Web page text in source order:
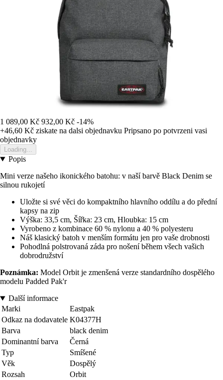
1 089,00 Kč 932,00 Kč -14%
+46,60 Kč ziskate na dalsi objednavku Pripsano po potvrzeni vasi
objednavky
Loading...
Popis
Mini verze našeho ikonického batohu: v naší barvě Black Denim se
silnou rukojetí
Uložte si své věci do kompaktního hlavního oddílu a do přední
kapsy na zip
Výška: 33,5 cm, Šířka: 23 cm, Hloubka: 15 cm
Vyrobeno z kombinace 60 % nylonu a 40 % polyesteru
Náš klasický batoh v menším formátu jen pro vaše drobnosti
Pohodlná polstrovaná záda pro nošení během všech vašich
dobrodružství
Poznámka: Model Orbit je zmenšená verze standardního dospělého
modelu Padded Pak'r
Další informace
Marki
Eastpak
Odkaz na dodavatele K04377H
Barva
black denim
Dominantní barva
Černá
Typ
Smíšené
Věk
Dospělý
Rozsah
Orbit